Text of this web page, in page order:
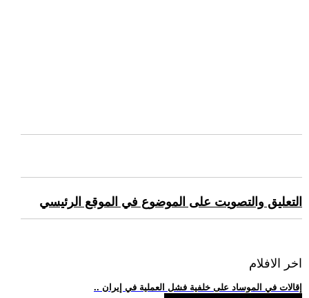
التعليق والتصويت على الموضوع في الموقع الرئيسي
اخر الافلام
.. إقالات في الموساد على خلفية فشل العملية في إيران